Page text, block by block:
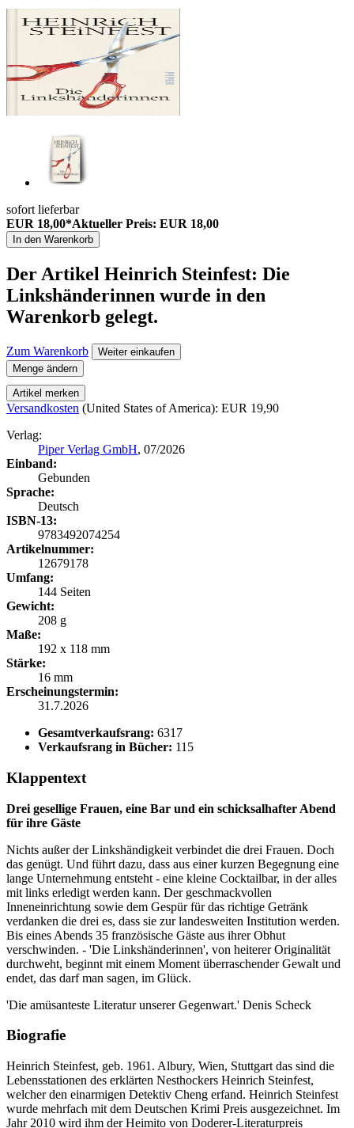
sofort lieferbar
EUR 18,00*Aktueller Preis: EUR 18,00
In den Warenkorb
Der Artikel Heinrich Steinfest: Die
Linkshänderinnen wurde in den
Warenkorb gelegt.
Zum Warenkorb
Weiter einkaufen
Menge ändern
Artikel merken
Versandkosten (United States of America): EUR 19,90
Verlag:
Piper Verlag GmbH, 07/2026
Einband:
Gebunden
Sprache:
Deutsch
ISBN-13:
9783492074254
Artikelnummer:
12679178
Umfang:
144 Seiten
Gewicht:
208 g
Maße:
192 x 118 mm
Stärke:
16 mm
Erscheinungstermin:
31.7.2026
Gesamtverkaufsrang: 6317
Verkaufsrang in Bücher: 115
Klappentext
Drei gesellige Frauen, eine Bar und ein schicksalhafter Abend
für ihre Gäste
Nichts außer der Linkshändigkeit verbindet die drei Frauen. Doch
das genügt. Und führt dazu, dass aus einer kurzen Begegnung eine
lange Unternehmung entsteht - eine kleine Cocktailbar, in der alles
mit links erledigt werden kann. Der geschmackvollen
Inneneinrichtung sowie dem Gespür für das richtige Getränk
verdanken die drei es, dass sie zur landesweiten Institution werden.
Bis eines Abends 35 französische Gäste aus ihrer Obhut
verschwinden. - 'Die Linkshänderinnen', von heiterer Originalität
durchweht, beginnt mit einem Moment überraschender Gewalt und
endet, das darf man sagen, im Glück.
'Die amüsanteste Literatur unserer Gegenwart.' Denis Scheck
Biografie
Heinrich Steinfest, geb. 1961. Albury, Wien, Stuttgart das sind die
Lebensstationen des erklärten Nesthockers Heinrich Steinfest,
welcher den einarmigen Detektiv Cheng erfand. Heinrich Steinfest
wurde mehrfach mit dem Deutschen Krimi Preis ausgezeichnet. Im
Jahr 2010 wird ihm der Heimito von Doderer-Literaturpreis